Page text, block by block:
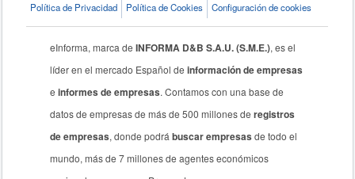
Política de Privacidad
Política de Cookies Configuración de cookies
eInforma, marca deINFORMA D&B S.A.U. (S.M.E.), es el
líder en el mercado Español deinformación de empresas
einformes de empresas. Contamos con una base de
datos de empresas de más de 500 millones deregistros
de empresas, donde podrábuscar empresas de todo el
mundo, más de 7 millones de agentes económicos